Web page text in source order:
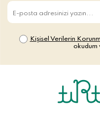
Kişisel Verilerin
okudum